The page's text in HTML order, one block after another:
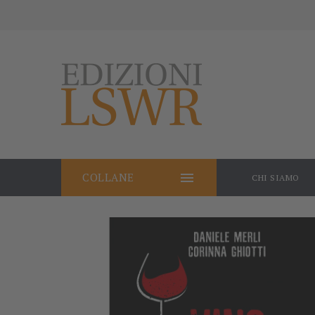

COLLANE CHI SIAMO